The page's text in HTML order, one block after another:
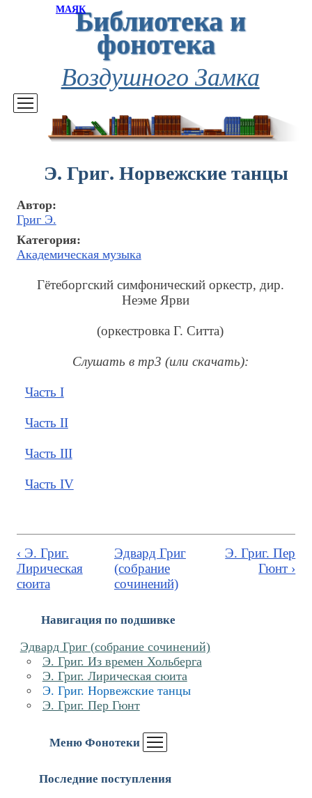
МАЯКБиблиотека и
фонотека
Воздушного Замка
Навигация по подшивке
Эдвард Григ (собрание сочинений)
Э. Григ. Из времен Хольберга
Э. Григ. Лирическая сюита
Э. Григ. Норвежские танцы
Э. Григ. Пер Гюнт
Меню Фонотеки
Последние поступления
Э. Григ. Норвежские танцы
Автор:
Григ Э.
Категория:
Академическая музыка
Гётеборгский симфонический оркестр, дир.
Неэме Ярви
(оркестровка Г. Ситта)
Cлушать в mp3 (или скачать):
Часть I
Часть II
Часть III
Часть IV
‹ Э. Григ.
Лирическая
сюита
Эдвард Григ
(собрание
сочинений)
Э. Григ. Пер
Гюнт ›